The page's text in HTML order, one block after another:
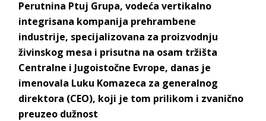
Perutnina Ptuj Grupa, vodeća vertikalno
integrisana kompanija prehrambene
industrije, specijalizovana za proizvodnju
živinskog mesa i prisutna na osam tržišta
Centralne i Jugoistočne Evrope, danas je
imenovala Luku Komazeca za generalnog
direktora (CEO), koji je tom prilikom i zvanično
preuzeo dužnost